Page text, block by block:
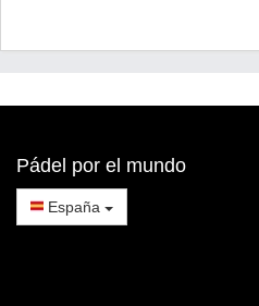
Pádel por el mundo
España